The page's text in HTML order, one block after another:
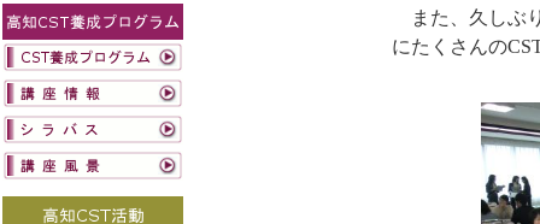
また、久しぶ
にたくさんの